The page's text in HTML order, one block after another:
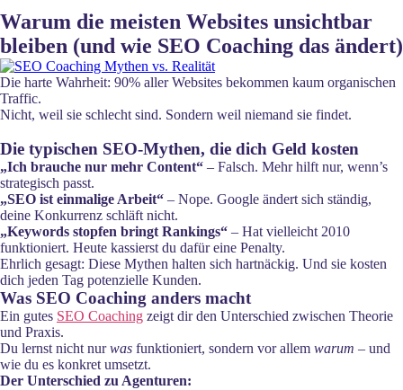
Warum die meisten Websites unsichtbar
bleiben (und wie SEO Coaching das ändert)
Die harte Wahrheit: 90% aller Websites bekommen kaum organischen
Traffic.
Nicht, weil sie schlecht sind. Sondern weil niemand sie findet.
Die typischen SEO-Mythen, die dich Geld kosten
„Ich brauche nur mehr Content“ – Falsch. Mehr hilft nur, wenn’s
strategisch passt.
„SEO ist einmalige Arbeit“ – Nope. Google ändert sich ständig,
deine Konkurrenz schläft nicht.
„Keywords stopfen bringt Rankings“ – Hat vielleicht 2010
funktioniert. Heute kassierst du dafür eine Penalty.
Ehrlich gesagt: Diese Mythen halten sich hartnäckig. Und sie kosten
dich jeden Tag potenzielle Kunden.
Was SEO Coaching anders macht
Ein gutes SEO Coaching zeigt dir den Unterschied zwischen Theorie
und Praxis.
Du lernst nicht nurwas funktioniert, sondern vor allem warum – und
wie du es konkret umsetzt.
Der Unterschied zu Agenturen: